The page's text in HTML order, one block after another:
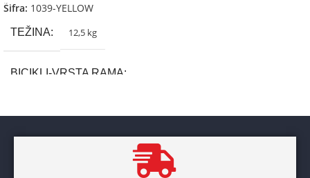
Šifra: 1039-YELLOW
TEŽINA 12,5 kg
BICIKLI-VRSTA RAMA